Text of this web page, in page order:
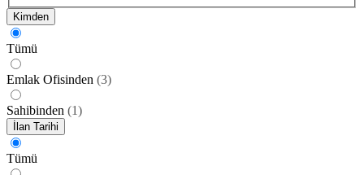
Kimden
Tümü
Emlak Ofisinden (3)
Sahibinden (1)
İlan Tarihi
Tümü